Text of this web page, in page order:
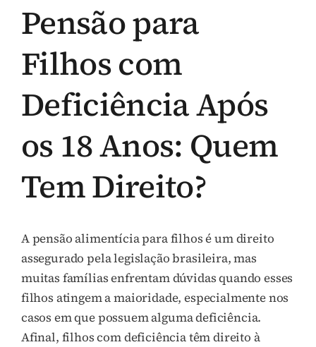
Pensão para
Filhos com
Deficiência Após
os 18 Anos: Quem
Tem Direito?
A pensão alimentícia para filhos é um direito
assegurado pela legislação brasileira, mas
muitas famílias enfrentam dúvidas quando esses
filhos atingem a maioridade, especialmente nos
casos em que possuem alguma deficiência.
Afinal, filhos com deficiência têm direito à